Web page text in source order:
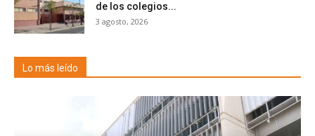
de los colegios...
3 agosto, 2026
Lo más leído